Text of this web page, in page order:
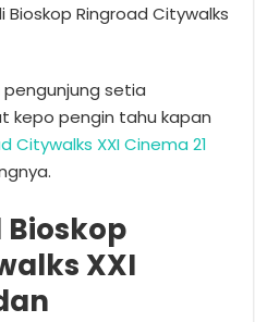
Ringroad Citywalks
setia
kepo pengin tahu kapan
Citywalks XXI Cinema 21
Bioskop
XXI